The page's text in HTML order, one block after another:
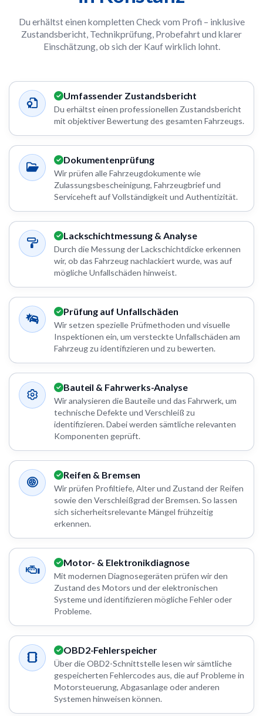
Du erhältst einen kompletten Check vom Profi – inklusive
Zustandsbericht, Technikprüfung, Probefahrt und klarer
Einschätzung, ob sich der Kauf wirklich lohnt.
Umfassender Zustandsbericht
Du erhältst einen professionellen Zustandsbericht
mit objektiver Bewertung des gesamten Fahrzeugs.
Dokumentenprüfung
Wir prüfen alle Fahrzeugdokumente wie
Zulassungsbescheinigung, Fahrzeugbrief und
Serviceheft auf Vollständigkeit und Authentizität.
Lackschichtmessung & Analyse
Durch die Messung der Lackschichtdicke erkennen
wir, ob das Fahrzeug nachlackiert wurde, was auf
mögliche Unfallschäden hinweist.
Prüfung auf Unfallschäden
Wir setzen spezielle Prüfmethoden und visuelle
Inspektionen ein, um versteckte Unfallschäden am
Fahrzeug zu identifizieren und zu bewerten.
Bauteil & Fahrwerks-Analyse
Wir analysieren die Bauteile und das Fahrwerk, um
technische Defekte und Verschleiß zu
identifizieren. Dabei werden sämtliche relevanten
Komponenten geprüft.
Reifen & Bremsen
Wir prüfen Profiltiefe, Alter und Zustand der Reifen
sowie den Verschleißgrad der Bremsen. So lassen
sich sicherheitsrelevante Mängel frühzeitig
erkennen.
Motor- & Elektronikdiagnose
Mit modernen Diagnosegeräten prüfen wir den
Zustand des Motors und der elektronischen
Systeme und identifizieren mögliche Fehler oder
Probleme.
OBD2-Fehlerspeicher
Über die OBD2-Schnittstelle lesen wir sämtliche
gespeicherten Fehlercodes aus, die auf Probleme in
Motorsteuerung, Abgasanlage oder anderen
Systemen hinweisen können.